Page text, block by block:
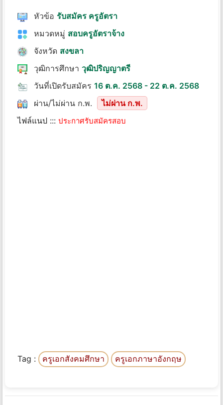
หัวข้อ รับสมัคร ครูอัตรา
หมวดหมู่ สอบครูอัตราจ้าง
จังหวัด สงขลา
วุฒิการศึกษา วุฒิปริญญาตรี
วันที่เปิดรับสมัคร 16 ต.ค. 2568 - 22 ต.ค. 2568
ผ่าน/ไม่ผ่าน ก.พ.
ไม่ผ่าน ก.พ.
ไฟล์แนป ::: ประกาศรับสมัครสอบ
Tag : ครูเอกสังคมศึกษา ครูเอกภาษาอังกฤษ